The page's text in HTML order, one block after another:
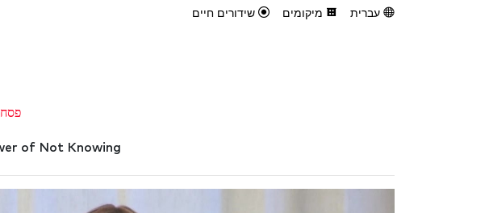
עברית מיקומים שידורים חיים
פסח 2026: חירות אמיתי מחכה
of Not Knowing